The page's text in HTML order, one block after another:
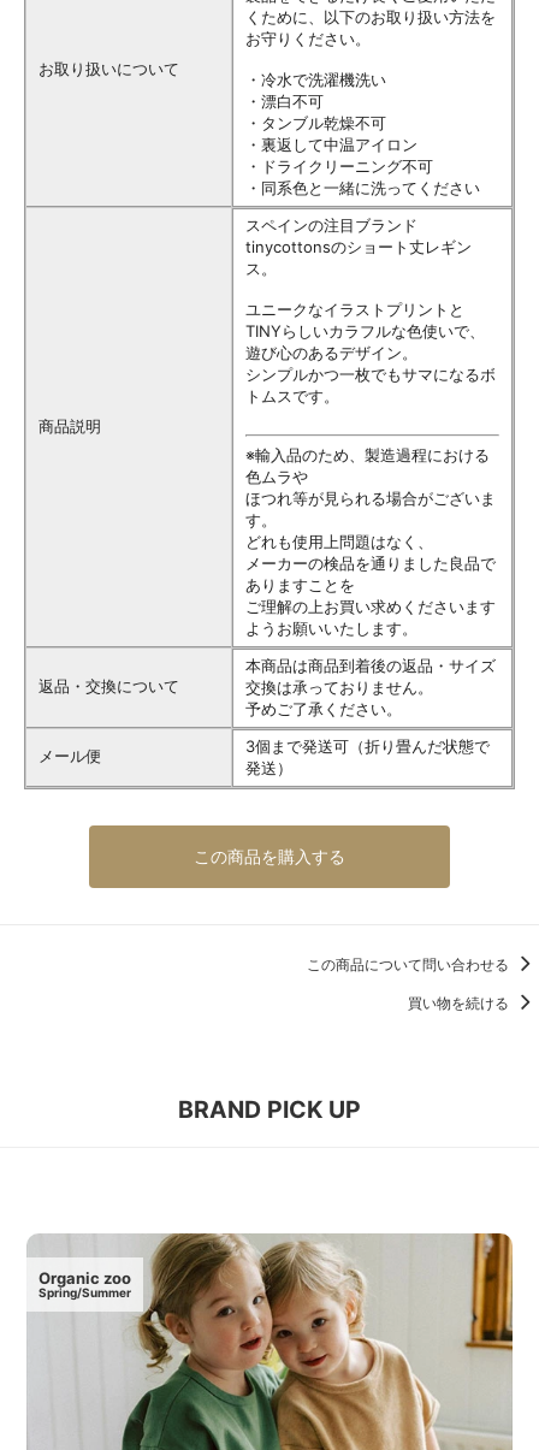
お取り扱いについて
くために、以下のお取り扱い方法を
お守りください。
・冷水で洗濯機洗い
・漂白不可
・タンブル乾燥不可
・裏返して中温アイロン
・ドライクリーニング不可
・同系色と一緒に洗ってください
商品説明
スペインの注目ブランド
tinycottonsのショート丈レギン
ス。
ユニークなイラストプリントと
TINYらしいカラフルな色使いで、
遊び心のあるデザイン。
シンプルかつ一枚でもサマになるボ
トムスです。
※輸入品のため、製造過程における
色ムラや
ほつれ等が見られる場合がございま
す。
どれも使用上問題はなく、
メーカーの検品を通りました良品で
ありますことを
ご理解の上お買い求めくださいます
ようお願いいたします。
返品・交換について
本商品は商品到着後の返品・サイズ
交換は承っておりません。
予めご了承ください。
メール便
3個まで発送可（折り畳んだ状態で
発送）
この商品を購入する
この商品について問い合わせる
買い物を続ける
BRAND PICK UP
Organic zoo
Spring/Summer